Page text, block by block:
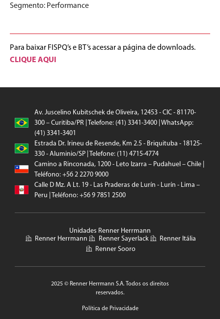
Segmento: Performance
Para baixar FISPQ’s e BT’s acessar a página de downloads.
CLIQUE AQUI
Av. Juscelino Kubitschek de Oliveira, 12453 - CIC - 81170-
300 – Curitiba/PR | Telefone: (41) 3341-3400 | WhatsApp:
(41) 3341-3401
Estrada Dr. Irineu de Resende, Km 2.5 - Briquituba - 18125-
330 - Aluminio/SP | Telefone: (11) 4715-4774
Camino a Rinconada, 1200 - Leto Izarra – Pudahuel – Chile |
Teléfono: +56 2 2270 9000
Calle D Mz. A Lt. 19 - Las Praderas de Lurín - Lurín - Lima –
Peru | Teléfono: +56 9 7851 2500
Unidades Renner Herrmann
Renner Herrmann
Renner Sayerlack
Renner Itália
Renner Sooro
2025 © Renner Herrmann S.A. Todos os direitos
reservados.
Política de Privacidade